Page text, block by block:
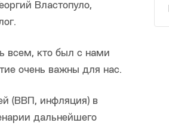
Властопуло,
всем, кто был с нами
очень важны для нас.
(ВВП, инфляция) в
дальнейшего